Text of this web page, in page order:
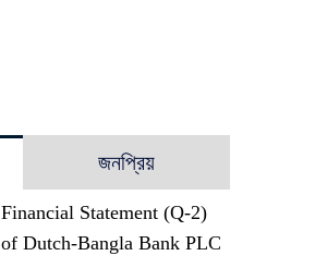
জনপ্রিয়
Financial Statement (Q-2)
of Dutch-Bangla Bank PLC